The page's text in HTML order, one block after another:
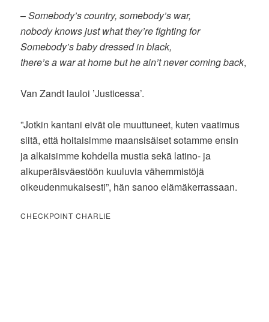
–Somebody’s country, somebody’s war,
nobody knows just what they’re fighting for
Somebody’s baby dressed in black,
there’s a war at home but he ain’t never coming back,
Van Zandt lauloi ’Justicessa’.
”Jotkin kantani eivät ole muuttuneet, kuten vaatimus
siitä, että hoitaisimme maansisäiset sotamme ensin
ja alkaisimme kohdella mustia sekä latino- ja
alkuperäisväestöön kuuluvia vähemmistöjä
oikeudenmukaisesti”, hän sanoo elämäkerrassaan.
CHECKPOINT CHARLIE